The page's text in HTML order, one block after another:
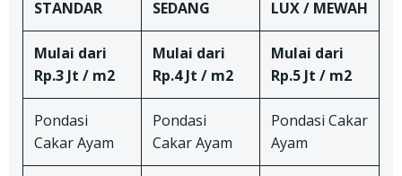
STANDAR SEDANG LUX / MEWAH
Mulai dari
Rp.3 Jt / m2
Mulai dari
Rp.4 Jt / m2
Mulai dari
Rp.5 Jt / m2
Pondasi
Cakar Ayam
Pondasi
Cakar Ayam
Pondasi Cakar
Ayam